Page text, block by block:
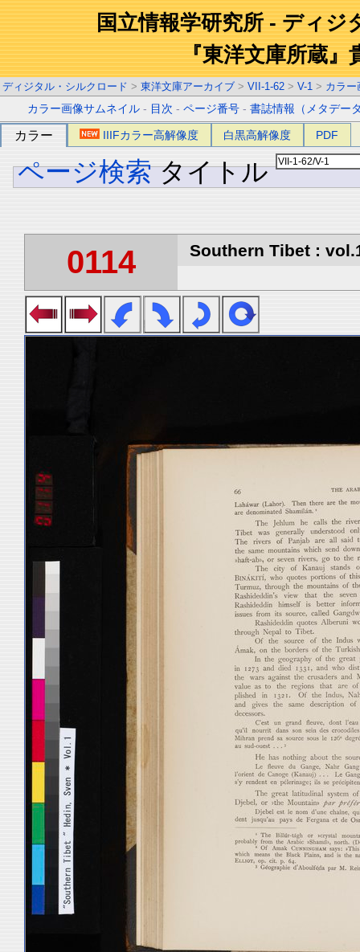
国立情報学研究所 - ディジ
『東洋文庫所蔵』
ディジタル・シルクロード > 東洋文庫アーカイブ > VII-1-62 > V-1 > カラー
カラー画像サムネイル - 目次 -ページ番号 -書誌情報（メタデー
カラー IIIFカラー高解像度 白黒高解像度 PDF
ページ検索 タイトル
0114 Southern Tibet :